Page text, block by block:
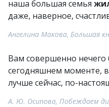
наша большая семья
даже, наверное,
Ангелина Макова, Большая
Вам совершенно нечего
сегодняшнем моменте,
лучше сейчас, по-
А. Ю. Осипова, Побеждаем